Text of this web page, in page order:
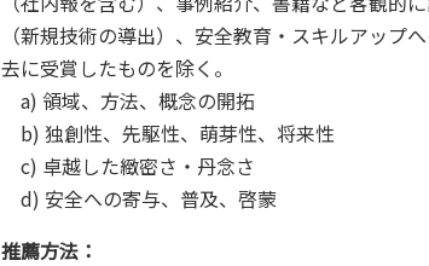
（新規技術の導出）、安全教育・スキルアップ
去に受賞したものを除く。
a) 領域、方法、概念の開拓
b) 独創性、先駆性、萌芽性、将来性
c) 卓越した緻密さ・丹念さ
d) 安全への寄与、普及、啓蒙
推薦方法：